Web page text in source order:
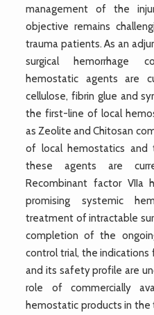
management of the
objective remains
trauma patients. As an
surgical hemorrhage
hemostatic agents are
cellulose, fibrin glue and
the first-line of local
as Zeolite and Chitosan
of local hemostatics
these agents are
Recombinant factor VIIa
promising systemic
treatment of intractable
completion of the
control trial, the
and its safety profile are
role of commercially
hemostatic products in